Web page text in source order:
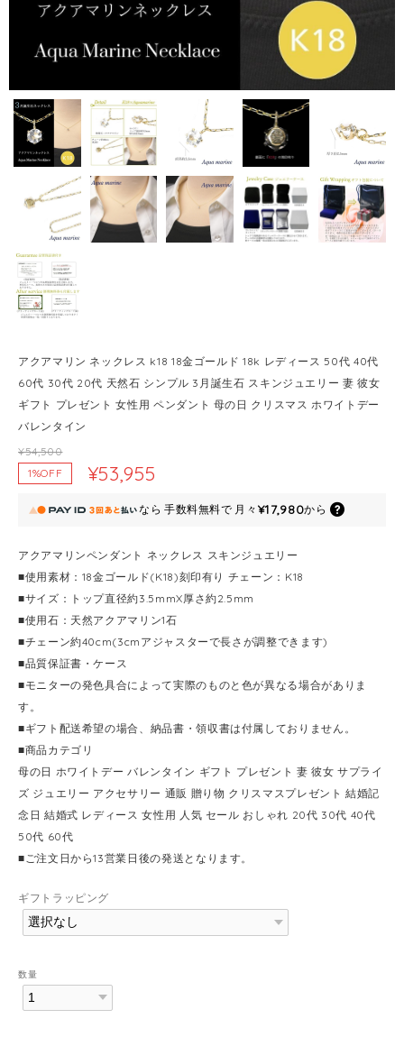
アクアマリン ネックレス k18 18金ゴールド 18k レディース 50代 40代
60代 30代 20代 天然石 シンプル 3月誕生石 スキンジュエリー 妻 彼女
ギフト プレゼント 女性用 ペンダント 母の日 クリスマス ホワイトデー
バレンタイン
¥54,500
1%OFF
¥53,955
なら 手数料無料で 月々 ¥17,980から
アクアマリンペンダント ネックレス スキンジュエリー
■使用素材：18金ゴールド(K18)刻印有り チェーン：K18
■サイズ：トップ直径約3.5mmX厚さ約2.5mm
■使用石：天然アクアマリン1石
■チェーン約40cm(3cmアジャスターで長さが調整できます)
■品質保証書・ケース
■モニターの発色具合によって実際のものと色が異なる場合がありま
す。
■ギフト配送希望の場合、納品書・領収書は付属しておりません。
■商品カテゴリ
母の日 ホワイトデー バレンタイン ギフト プレゼント 妻 彼女 サプライ
ズ ジュエリー アクセサリー 通販 贈り物 クリスマスプレゼント 結婚記
念日 結婚式 レディース 女性用 人気 セール おしゃれ 20代 30代 40代
50代 60代
■ご注文日から13営業日後の発送となります。
ギフトラッピング
数量